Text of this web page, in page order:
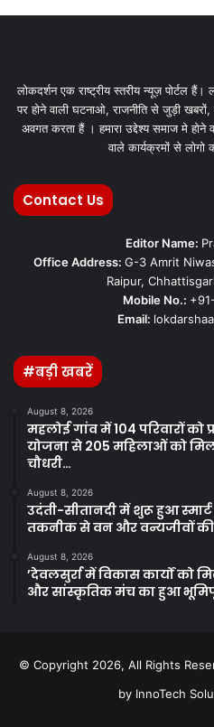
लोकदर्शन एक राष्ट्रीय स्तरीय न्यूज़ पोर्टल हैं।
पर होने वाली घटनाओ, राजनीति से जुड़ी
अवगत करता हैं । हमारा उद्देश्य समाज मे होने
वाले कार्यक्रमों से लोगो
Contact Us
Editor Name:
Office Address: G-3 Amrit
Raipur,
Mobile No.:
Email:
#बड़ी खबरें
August 8, 2026
महलोई गांव में 104 परिवारों को
योजना से 205 महिलाओं को मिल
चौधरी…
August 8, 2026
उदंती-सीतानदी में शुरू हुआ
तकनीक से वन और वन्यजीवों की
August 8, 2026
’देवलसुर्रा में विकास कार्यों को
और सांस्कृतिक मंच का हुआ
© Copyright 2026, All Rights
by InnoTech